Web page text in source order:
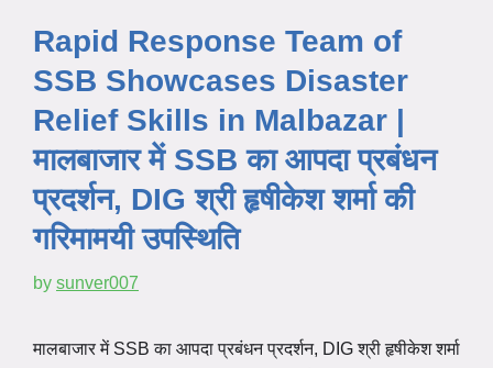
Rapid Response Team of
SSB Showcases Disaster
Relief Skills in Malbazar |
मालबाजार में SSB का आपदा प्रबंधन
प्रदर्शन, DIG श्री हृषीकेश शर्मा की
गरिमामयी उपस्थिति
by sunver007
मालबाजार में SSB का आपदा प्रबंधन प्रदर्शन, DIG श्री हृषीकेश शर्मा